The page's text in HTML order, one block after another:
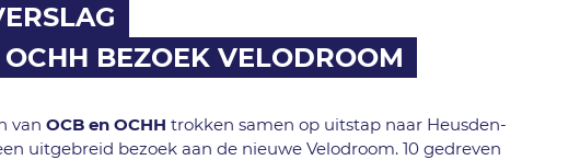
BEZOEK VELODROOM
van OCB en OCHH trokken samen op uitstap naar Heusden-
uitgebreid bezoek aan de nieuwe Velodroom. 10 gedreven